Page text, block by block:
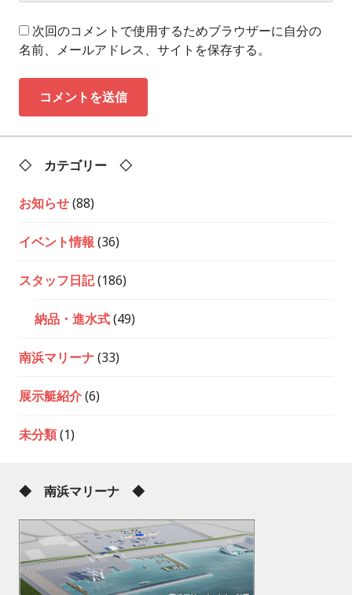
次回のコメントで使用するためブラウザーに自分の
名前、メールアドレス、サイトを保存する。
◇ カテゴリー ◇
お知らせ(88)
イベント情報 (36)
スタッフ日記(186)
納品・進水式(49)
南浜マリーナ(33)
展示艇紹介(6)
未分類(1)
◆ 南浜マリーナ ◆